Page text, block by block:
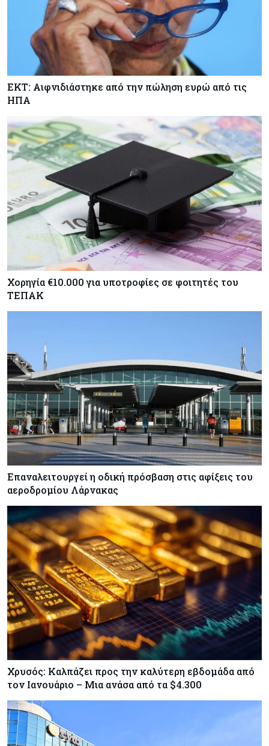
ΕΚΤ: Αιφνιδιάστηκε από την πώληση ευρώ από τις
ΗΠΑ
Χορηγία €10.000 για υποτροφίες σε φοιτητές του
ΤΕΠΑΚ
Επαναλειτουργεί η οδική πρόσβαση στις αφίξεις του
αεροδρομίου Λάρνακας
Χρυσός: Καλπάζει προς την καλύτερη εβδομάδα από
τον Ιανουάριο – Μια ανάσα από τα $4.300